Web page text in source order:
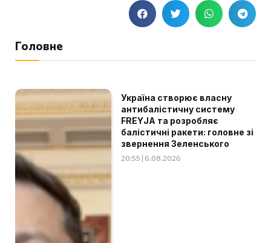
Головне
Україна створює власну
антибалістичну систему
FREYJA та розробляє
балістичні ракети: головне зі
звернення Зеленського
20:55 | 6.08.2026